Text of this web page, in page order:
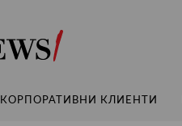
Andrews
КОРПОРАТИВНИ КЛИЕНТИ